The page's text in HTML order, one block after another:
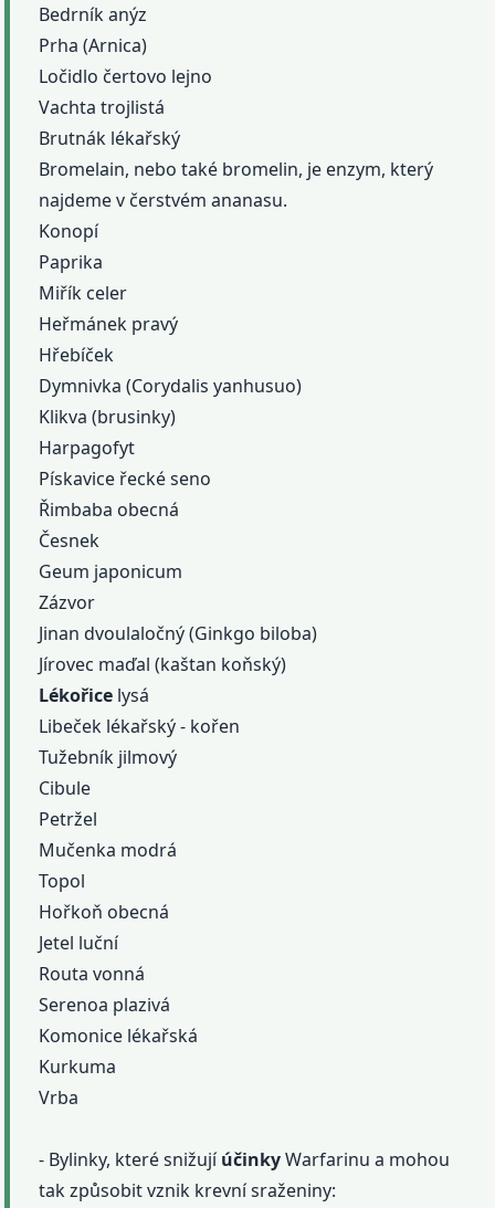
Bedrník anýz
Prha (Arnica)
Ločidlo čertovo lejno
Vachta trojlistá
Brutnák lékařský
Bromelain, nebo také bromelin, je enzym, který
najdeme v čerstvém ananasu.
Konopí
Paprika
Miřík celer
Heřmánek pravý
Hřebíček
Dymnivka (Corydalis yanhusuo)
Klikva (brusinky)
Harpagofyt
Pískavice řecké seno
Řimbaba obecná
Česnek
Geum japonicum
Zázvor
Jinan dvoulaločný (Ginkgo biloba)
Jírovec maďal (kaštan koňský)
Lékořice lysá
Libeček lékařský - kořen
Tužebník jilmový
Cibule
Petržel
Mučenka modrá
Topol
Hořkoň obecná
Jetel luční
Routa vonná
Serenoa plazivá
Komonice lékařská
Kurkuma
Vrba
- Bylinky, které snižujíúčinkyWarfarinu a mohou
tak způsobit vznik krevní sraženiny: